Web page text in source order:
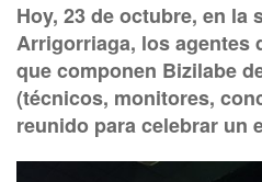
Hoy, 23 de octubre, en la
Arrigorriaga, los agentes
que componen Bizilabe
(técnicos, monitores,
reunido para celebrar un